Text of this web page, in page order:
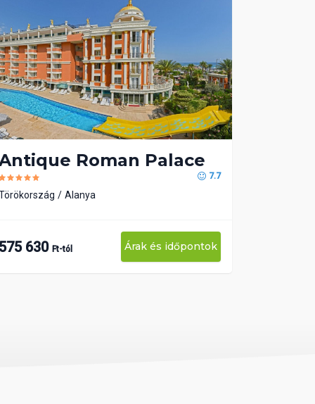
Roman Palace
7.7
Alanya
630 Ft-tól Árak és időpontok